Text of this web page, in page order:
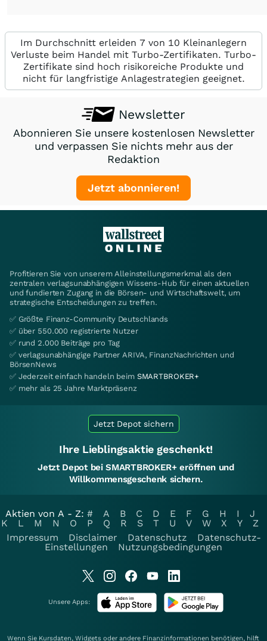
Im Durchschnitt erleiden 7 von 10 Kleinanlegern
Verluste beim Handel mit Turbo-Zertifikaten. Turbo-
Zertifikate sind hoch risikoreiche Produkte und
nicht für langfristige Anlagestrategien geeignet.
Newsletter
Abonnieren Sie unsere kostenlosen Newsletter
und verpassen Sie nichts mehr aus der
Redaktion
Jetzt abonnieren!
Profitieren Sie von unserem Alleinstellungsmerkmal als den
zentralen verlagsunabhängigen Wissens-Hub für einen aktuellen
und fundierten Zugang in die Börsen- und Wirtschaftswelt, um
strategische Entscheidungen zu treffen.
✅ Größte Finanz-Community Deutschlands
✅ über 550.000 registrierte Nutzer
✅ rund 2.000 Beiträge pro Tag
✅ verlagsunabhängige Partner ARIVA, FinanzNachrichten und
BörsenNews
✅ Jederzeit einfach handeln beim SMARTBROKER+
✅ mehr als 25 Jahre Marktpräsenz
Jetzt Depot sichern
Ihre Lieblingsaktie geschenkt!
Jetzt Depot bei SMARTBROKER+ eröffnen und
Willkommensgeschenk sichern.
Aktien von A - Z: # A B C D E F G H I
J
K
L M N O P Q R S T U V W X Y
Z
Impressum
Disclaimer Datenschutz
Datenschutz-
Einstellungen
Nutzungsbedingungen
Unsere Apps:
Wenn Sie Kursdaten, Widgets oder andere Finanzinformationen benötigen, hilft